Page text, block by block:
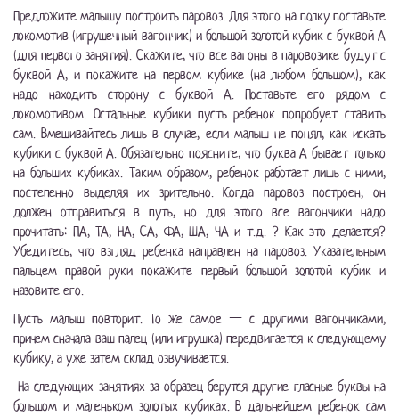
Предложите малышу построить паровоз. Для этого на полку поставьте
локомотив (игрушечный вагончик) и большой золотой кубик с буквой А
(для первого занятия). Скажите, что все вагоны в паровозике будут с
буквой А, и покажите на первом кубике (на любом большом), как
надо находить сторону с буквой А. Поставьте его рядом с
локомотивом. Остальные кубики пусть ребенок попробует ставить
сам. Вмешивайтесь лишь в случае, если малыш не понял, как искать
кубики с буквой А. Обязательно поясните, что буква А бывает только
на больших кубиках. Таким образом, ребенок работает лишь с ними,
постепенно выделяя их зрительно. Когда паровоз построен, он
должен отправиться в путь, но для этого все вагончики надо
прочитать: ПА, ТА, НА, СА, ФА, ША, ЧА и т.д. ? Как это делается?
Убедитесь, что взгляд ребенка направлен на паровоз. Указательным
пальцем правой руки покажите первый большой золотой кубик и
назовите его.
Пусть малыш повторит. То же самое — с другими вагончиками,
причем сначала ваш палец (или игрушка) передвигается к следующему
кубику, а уже затем склад озвучивается.
На следующих занятиях за образец берутся другие гласные буквы на
большом и маленьком золотых кубиках. В дальнейшем ребенок сам